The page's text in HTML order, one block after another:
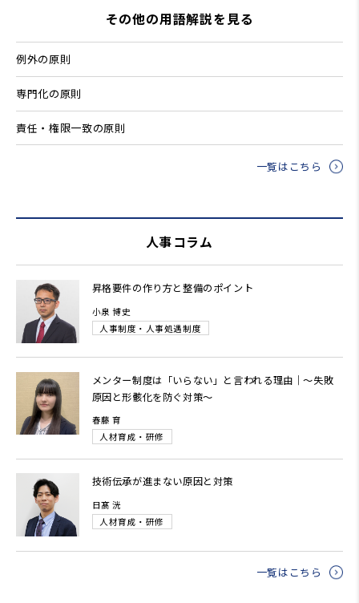
その他の用語解説を見る
例外の原則
専門化の原則
責任・権限一致の原則
一覧はこちら
人事コラム
昇格要件の作り方と整備のポイント
小泉 博史
人事制度・人事処遇制度
メンター制度は「いらない」と言われる理由｜～失敗
原因と形骸化を防ぐ対策～
春藤 育
人材育成・研修
技術伝承が進まない原因と対策
日髙 洸
人材育成・研修
一覧はこちら